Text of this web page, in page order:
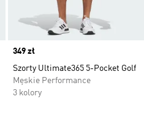
Price
349 zł
Szorty Ultimate365 5-Pocket Golf
Męskie Performance
3 kolory